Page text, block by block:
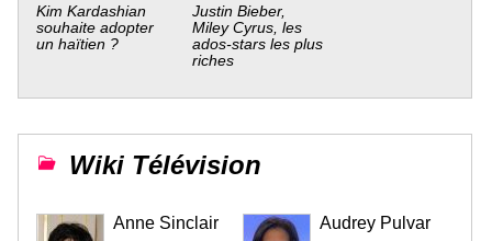
Kim Kardashian
souhaite adopter
un haïtien ?
Justin Bieber,
Miley Cyrus, les
ados-stars les plus
riches
Wiki Télévision
Anne Sinclair Audrey Pulvar